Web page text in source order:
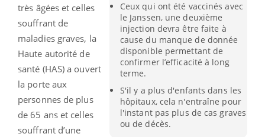
Ceux qui ont été vaccinés avec
le Janssen, une deuxième
injection devra être faite à
cause du manque de donnée
disponible permettant de
confirmer l’efficacité à long
terme.
S'il y a plus d'enfants dans les
hôpitaux, cela n'entraîne pour
l'instant pas plus de cas graves
ou de décès.
très âgées et celles
souffrant de
maladies graves, la
Haute autorité de
santé (HAS) a ouvert
la porte aux
personnes de plus
de 65 ans et celles
souffrant d’une